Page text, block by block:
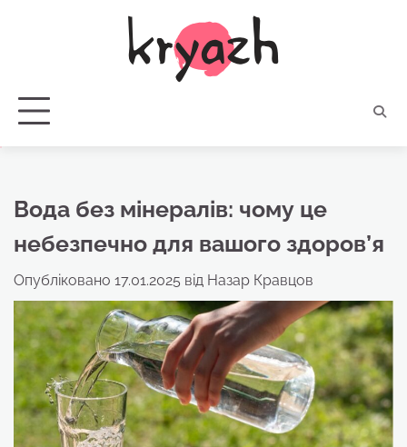
Вода без мінералів: чому це
небезпечно для вашого здоров’я
Опубліковано 17.01.2025 від Назар Кравцов